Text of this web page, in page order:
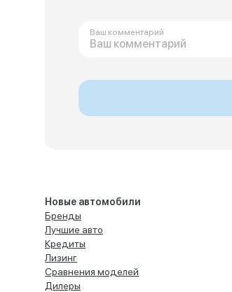
Ваш комментарий
Новые автомобили
Бренды
Лучшие авто
Кредиты
Лизинг
Сравнения моделей
Дилеры